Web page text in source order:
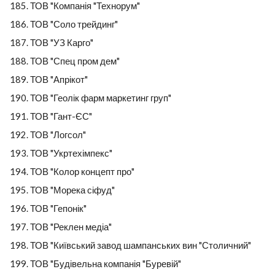
ТОВ "Компанія "Технорум"
ТОВ "Соло трейдинг"
ТОВ "УЗ Карго"
ТОВ "Спец пром дем"
ТОВ "Апрікот"
ТОВ "Геолік фарм маркетинг груп"
ТОВ "Гант-ЄС"
ТОВ "Логсол"
ТОВ "Укртехімпекс"
ТОВ "Колор концепт про"
ТОВ "Морека сіфуд"
ТОВ "Гепонік"
ТОВ "Реклен медіа"
ТОВ "Київський завод шампанських вин "Столичний"
ТОВ "Будівельна компанія "Буревій"